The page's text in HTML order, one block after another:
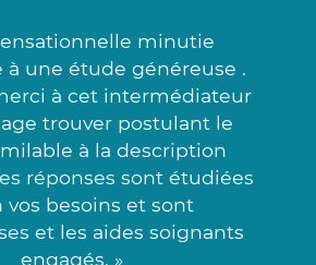
minutie
à une étude généreuse .
à cet intermédiateur
trouver postulant le
à la description
réponses sont étudiées
vos besoins et sont
et les aides soignants
engagés. »